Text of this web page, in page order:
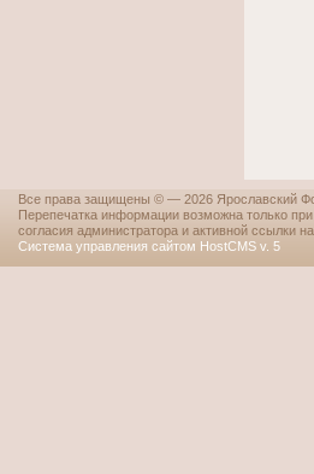
Все права защищены © — 2026 Ярославский
Перепечатка информации возможна только
согласия администратора и активной ссылки
Система управления сайтом HostCMS v. 5